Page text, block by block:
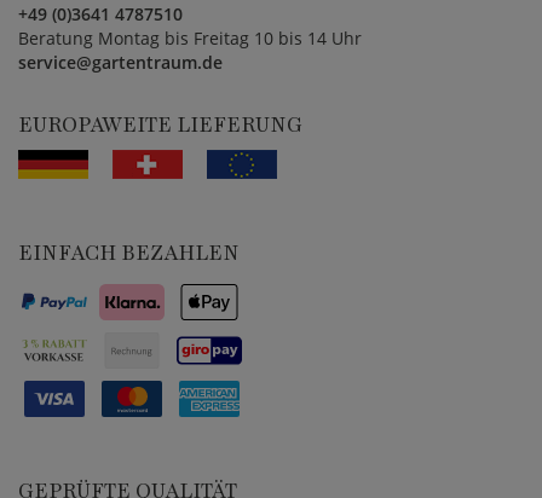
+49 (0)3641 4787510
Beratung Montag bis Freitag 10 bis 14 Uhr
service@gartentraum.de
EUROPAWEITE LIEFERUNG
EINFACH BEZAHLEN
GEPRÜFTE QUALITÄT